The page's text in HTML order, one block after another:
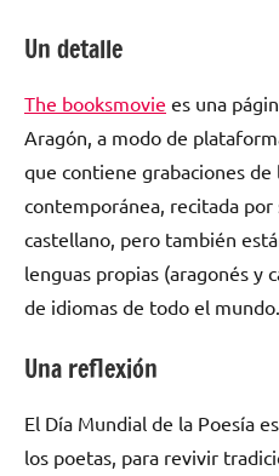
Un detalle
The booksmovie es una
Aragón, a modo de
que contiene grabaciones
contemporánea, recitada
castellano, pero también
lenguas propias (aragonés y
de idiomas de todo el mundo.
Una reflexión
El Día Mundial de la Poesía
los poetas, para revivir